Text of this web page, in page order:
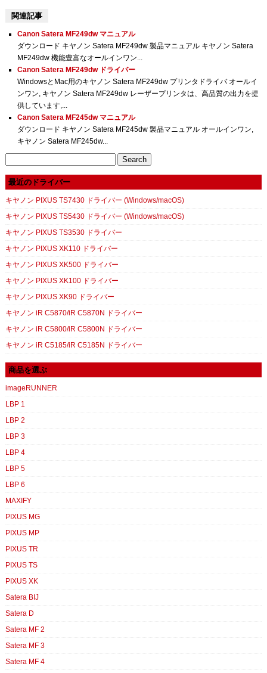
関連記事
Canon Satera MF249dw マニュアル
ダウンロード キヤノン Satera MF249dw 製品マニュアル キヤノン Satera
MF249dw 機能豊富なオールインワン...
Canon Satera MF249dw ドライバー
WindowsとMac用のキヤノン Satera MF249dw プリンタドライバ オールイ
ンワン, キヤノン Satera MF249dw レーザープリンタは、高品質の出力を提
供しています,...
Canon Satera MF245dw マニュアル
ダウンロード キヤノン Satera MF245dw 製品マニュアル オールインワン,
キヤノン Satera MF245dw...
最近のドライバー
キヤノン PIXUS TS7430 ドライバー (Windows/macOS)
キヤノン PIXUS TS5430 ドライバー (Windows/macOS)
キヤノン PIXUS TS3530 ドライバー
キヤノン PIXUS XK110 ドライバー
キヤノン PIXUS XK500 ドライバー
キヤノン PIXUS XK100 ドライバー
キヤノン PIXUS XK90 ドライバー
キヤノン iR C5870/iR C5870N ドライバー
キヤノン iR C5800/iR C5800N ドライバー
キヤノン iR C5185/iR C5185N ドライバー
商品を選ぶ
imageRUNNER
LBP 1
LBP 2
LBP 3
LBP 4
LBP 5
LBP 6
MAXIFY
PIXUS MG
PIXUS MP
PIXUS TR
PIXUS TS
PIXUS XK
Satera BIJ
Satera D
Satera MF 2
Satera MF 3
Satera MF 4